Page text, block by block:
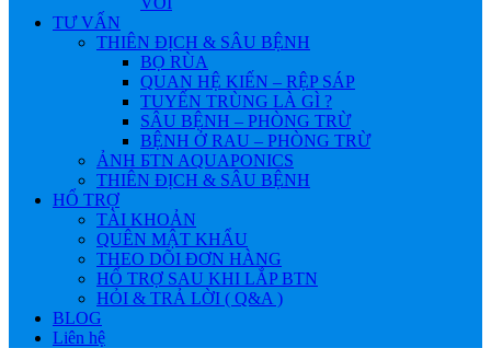
TƯ VẤN
THIÊN ĐỊCH & SÂU BỆNH
BỌ RÙA
QUAN HỆ KIẾN – RỆP SÁP
TUYẾN TRÙNG LÀ GÌ ?
SÂU BỆNH – PHÒNG TRỪ
BỆNH Ở RAU – PHÒNG TRỪ
ẢNH БTN AQUAPONICS
THIÊN ĐỊCH & SÂU BỆNH
HỔ TRỢ
TÀI KHOẢN
QUÊN MẬT KHẨU
THEO DÕI ĐƠN HÀNG
HỔ TRỢ SAU KHI LẮP BTN
HỎI & TRẢ LỜI ( Q&A )
BLOG
Liên hệ